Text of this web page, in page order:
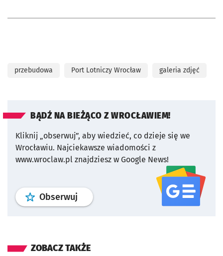
przebudowa Port Lotniczy Wrocław galeria zdjęć
BĄDŹ NA BIEŻĄCO Z WROCŁAWIEM!
Kliknij „obserwuj”, aby wiedzieć, co dzieje się we
Wrocławiu. Najciekawsze wiadomości z
www.wroclaw.pl znajdziesz w Google News!
Obserwuj profil serwisu
ZOBACZ TAKŻE